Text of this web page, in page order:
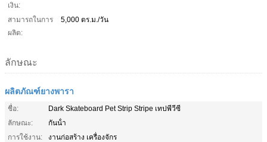
เงิน:
สามารถในการ
ผลิต:
5,000 ตร.ม./วัน
ลักษณะ
ผลิตภัณฑ์ยางพารา
ชื่อ:
Dark Skateboard Pet Strip Stripe เทปพีวีซี
ลักษณะ:
กันน้ํา
การใช้งาน:
งานก่อสร้าง เครื่องจักร